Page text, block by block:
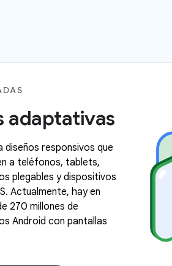
adaptativas
diseños responsivos que
a teléfonos, tablets,
plegables y dispositivos
Actualmente, hay en
270 millones de
Android con pantallas